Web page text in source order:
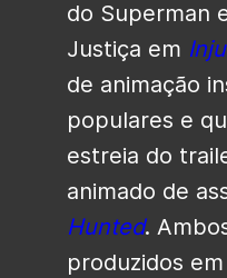
do Superman
Justiça em
de animação
populares e
estreia do
animado de
Hunted.
produzidos